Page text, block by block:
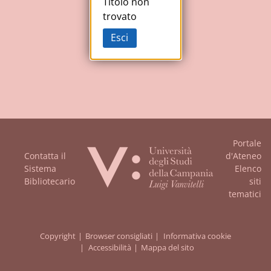
Contatta il
Sistema
Bibliotecario
Portale
d'Ateneo
Elenco
siti
tematici
Copyright Browser consigliati
Informativa cookie
Accessibilità
Mappa del sito
trovato
Esci